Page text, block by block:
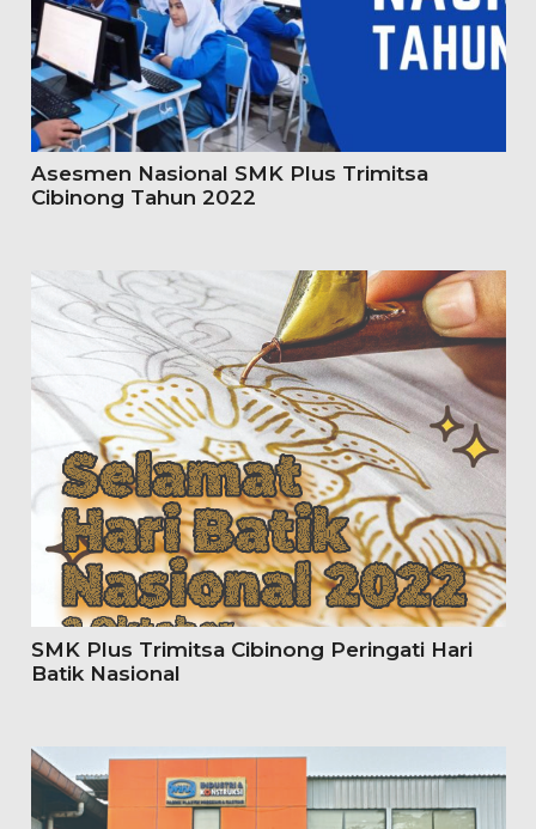
Asesmen Nasional SMK Plus Trimitsa
Cibinong Tahun 2022
SMK Plus Trimitsa Cibinong Peringati Hari
Batik Nasional